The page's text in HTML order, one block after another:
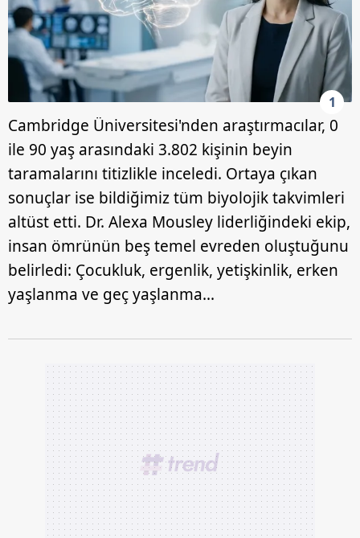
1
Cambridge Üniversitesi'nden araştırmacılar, 0
ile 90 yaş arasındaki 3.802 kişinin beyin
taramalarını titizlikle inceledi. Ortaya çıkan
sonuçlar ise bildiğimiz tüm biyolojik takvimleri
altüst etti. Dr. Alexa Mousley liderliğindeki ekip,
insan ömrünün beş temel evreden oluştuğunu
belirledi: Çocukluk, ergenlik, yetişkinlik, erken
yaşlanma ve geç yaşlanma...